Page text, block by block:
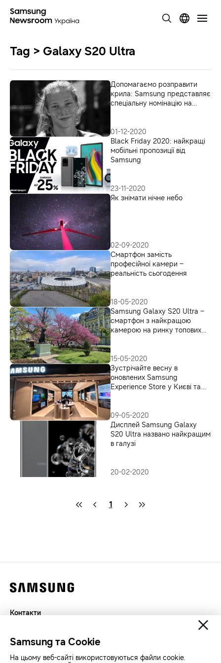
Tag > Galaxy S20 Ultra
Допомагаємо розправити
крила: Samsung представляє
спеціальну номінацію на
01-12-2020
Black Friday 2020: найкращі
мобільні пропозиції від
Samsung
23-11-2020
Як знімати нічне небо
02-09-2020
Смартфон замість
професійної камери –
реальність сьогодення
18-05-2020
Samsung Galaxy S20 Ultra –
смартфон з найкращою
камерою на ринку топових
тесту
15-05-2020
Зустрічайте весну в
оновлених Samsung
Experience Store у Києві та
09-05-2020
Дисплей Samsung Galaxy
S20 Ultra названо найкращим
в галузі
20-02-2020
1
Контакти
Конфіденційність
SAMSUNG.COM
Samsung та Cookie
На цьому веб-сайті використовуються файли cookie.